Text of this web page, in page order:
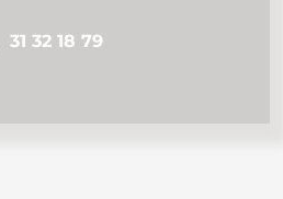
31 32 18 79